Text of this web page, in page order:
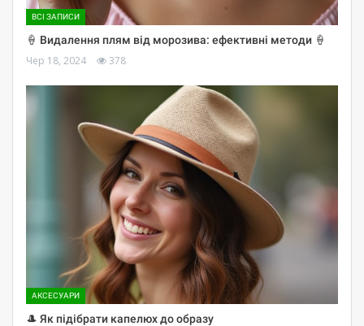
ВСІ ЗАПИСИ
🍦 Видалення плям від морозива: ефективні методи 🍦
Чер 18, 2024 378
АКСЕСУАРИ
🎩 Як підібрати капелюх до образу